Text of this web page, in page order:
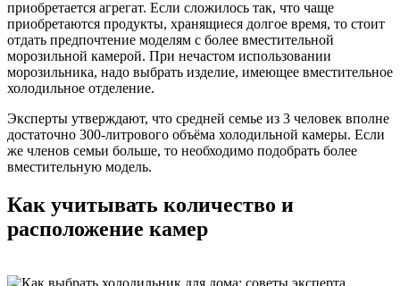
приобретается агрегат. Если сложилось так, что чаще
приобретаются продукты, хранящиеся долгое время, то стоит
отдать предпочтение моделям с более вместительной
морозильной камерой. При нечастом использовании
морозильника, надо выбрать изделие, имеющее вместительное
холодильное отделение.
Эксперты утверждают, что средней семье из 3 человек вполне
достаточно 300-литрового объёма холодильной камеры. Если
же членов семьи больше, то необходимо подобрать более
вместительную модель.
Как учитывать количество и
расположение камер